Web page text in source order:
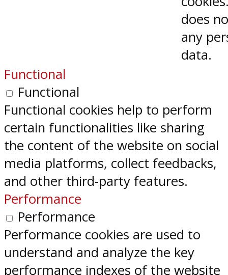
does
any
data.
Functional
Functional
Functional cookies help to perform
certain functionalities like sharing
the content of the website on social
media platforms, collect feedbacks,
and other third-party features.
Performance
Performance
Performance cookies are used to
understand and analyze the key
performance indexes of the website